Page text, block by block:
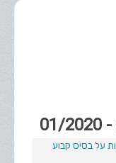
על בסיס קבוע